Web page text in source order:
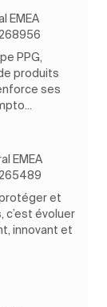
EMEA
PPG,
produits
ses
EMEA
protéger et
c’est évoluer
innovant et